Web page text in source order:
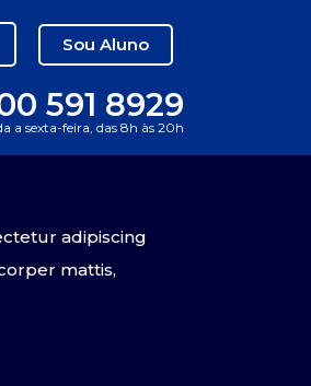
Sou Aluno
591 8929
a sexta-feira, das 8h às 20h
adipiscing
mattis,